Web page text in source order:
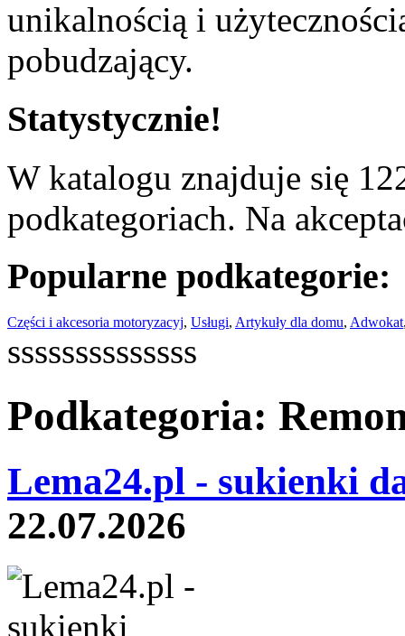
unikalnością i
pobudzający.
Statystycznie!
W katalogu znajduje się
podkategoriach. Na
Popularne podkategorie:
Części i akcesoria motoryzacyj, Usługi, Artykuły dla domu, Adwokat
ssssssssssssss
Podkategoria:
Lema24.pl - sukienki
22.07.2026